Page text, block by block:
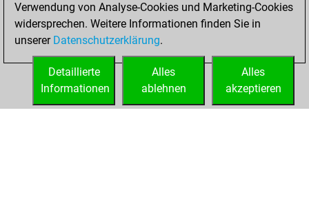
You achieved a
new Elo of 1651
You created
your Fritz account
Verwendung von Analyse-Cookies und Marketing-Cookies
widersprechen. Weitere Informationen finden Sie in
unserer Datenschutzerklärung.
Alles
akzeptieren
Alles
ablehnen
Detaillierte
Informationen